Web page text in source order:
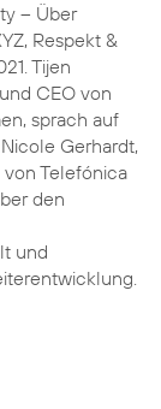
– Über
Respekt &
Tijen
CEO von
sprach auf
Gerhardt,
Telefónica
den
und